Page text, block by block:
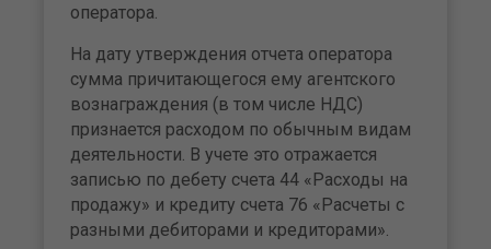
оператора.
На дату утверждения отчета оператора
сумма причитающегося ему агентского
вознаграждения (в том числе НДС)
признается расходом по обычным видам
деятельности. В учете это отражается
записью по дебету счета 44 «Расходы на
продажу» и кредиту счета 76 «Расчеты с
разными дебиторами и кредиторами».